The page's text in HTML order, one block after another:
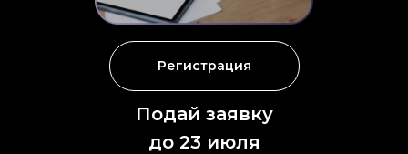
Регистрация
Подай заявку
до 23 июля